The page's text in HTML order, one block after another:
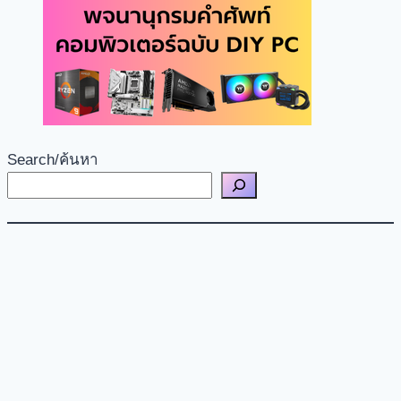
Search/ค้นหา